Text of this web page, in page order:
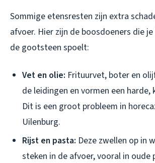
Sommige etensresten zijn extra
afvoer. Hier zijn de boosdoeners die
de gootsteen spoelt:
Vet en olie: Frituurvet, boter en
de leidingen en vormen een harde,
Dit is een groot probleem in
Uilenburg.
Rijst en pasta: Deze zwellen op in
steken in de afvoer, vooral in oude